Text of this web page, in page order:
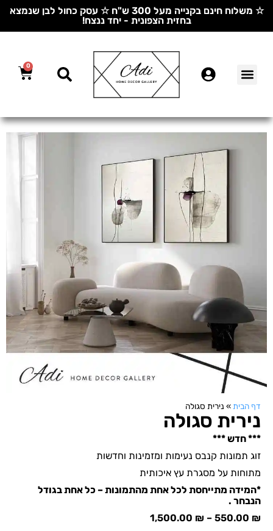
☆ משלוח חינם בקנייה מעל 300 ש"ח ☆ עסק כחול לבן שנמצא
בחזית הצפונית - יחד ננצח!
0
דף הבית » נירית סגולה
נירית סגולה
*** חדש ***
זוג תמונות קנבס נעימות ומזמינות וחדשות
מתוחות על מסגרת עץ איכותית
*המידה מתייחסת לכל אחת מהתמונות – כל אחת בגודל
הנבחר .
550.00 ₪
–
1,500.00 ₪